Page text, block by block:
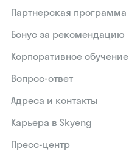
Партнерская программа
Бонус за рекомендацию
Корпоративное обучение
Вопрос-ответ
Адреса и контакты
Карьера в Skyeng
Пресс-центр